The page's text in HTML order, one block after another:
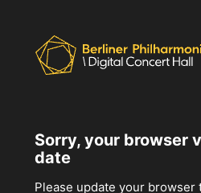
Sorry, your browser
date
Please update your browser